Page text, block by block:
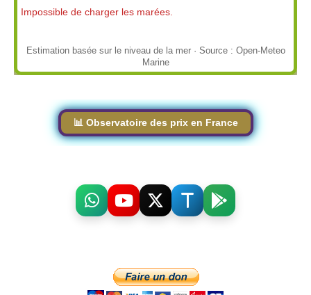
Impossible de charger les marées.
Estimation basée sur le niveau de la mer · Source : Open-Meteo
Marine
📊 Observatoire des prix en France